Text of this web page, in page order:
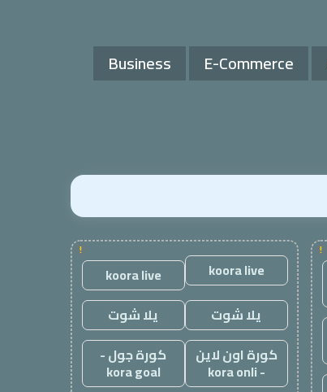
Business E-Commerce
!
!
koora live
koora live
يلا شوت
يلا شوت
كورة اون لاين
- kora onli
كورة جول -
kora goal